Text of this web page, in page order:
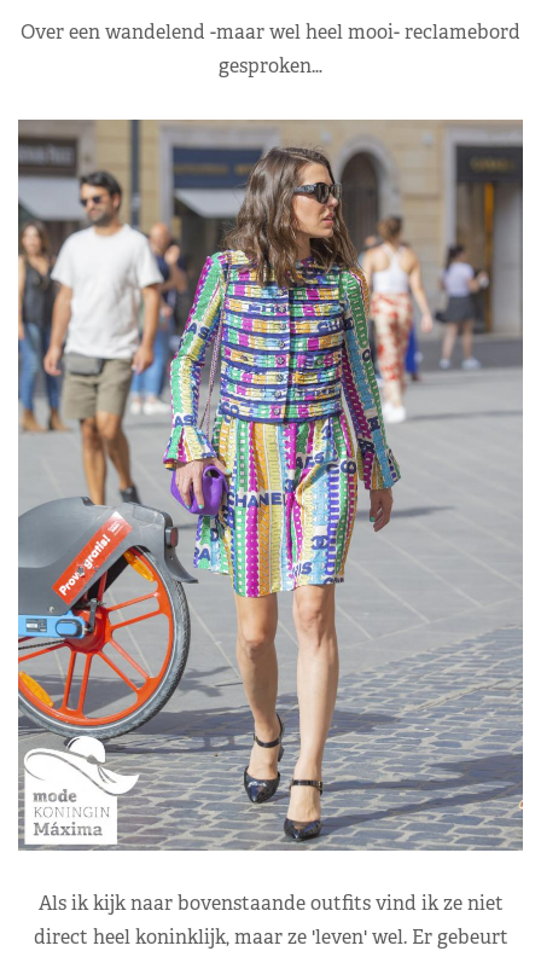
Over een wandelend -maar wel heel mooi- reclamebord
gesproken…
Als ik kijk naar bovenstaande outfits vind ik ze niet
direct heel koninklijk, maar ze 'leven' wel. Er gebeurt